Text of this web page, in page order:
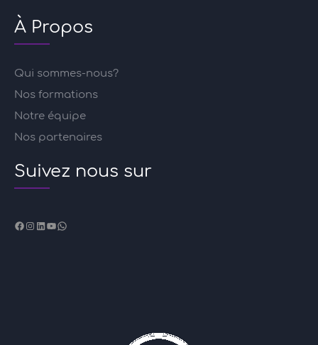
À Propos
Qui sommes-nous?
Nos formations
Notre équipe
Nos partenaires
Suivez nous sur
Facebook
Instagram
LinkedIn
YouTube
WhatsApp